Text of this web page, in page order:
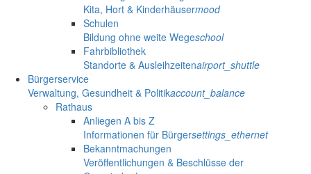
Kita, Hort & Kinderhäusermood
Schulen
Bildung ohne weite Wegeschool
Fahrbibliothek
Standorte & Ausleihzeitenairport_shuttle
Bürgerservice
Verwaltung, Gesundheit & Politikaccount_balance
Rathaus
Anliegen A bis Z
Informationen für Bürgersettings_ethernet
Bekanntmachungen
Veröffentlichungen & Beschlüsse der